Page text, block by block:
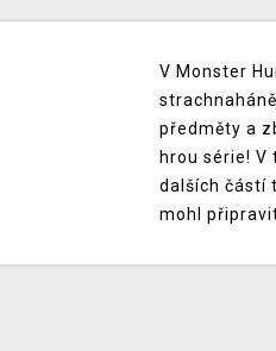
V Monster
předměty a
hrou série! V
dalších částí
mohl